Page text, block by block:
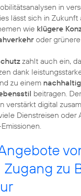
in
lässt sich in
wie klügere
oder
zahlt auch ein,
dank
zu einem
beitragen.
verstärkt digital
Dienstreisen oder
Zugang zu